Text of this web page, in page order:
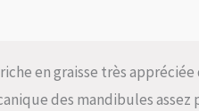
en graisse très
des mandibules assez